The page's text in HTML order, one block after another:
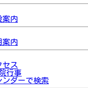
案内
案内
セス
行事
ンダーで検索